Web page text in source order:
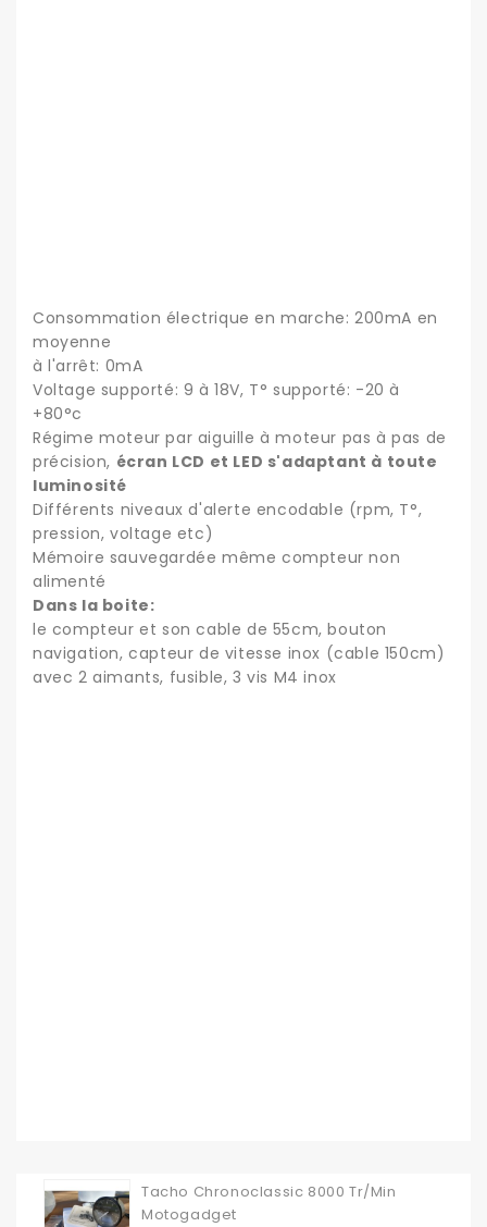
Consommation électrique en marche: 200mA en
moyenne
à l'arrêt: 0mA
Voltage supporté: 9 à 18V, T° supporté: -20 à
+80°c
Régime moteur par aiguille à moteur pas à pas de
précision, écran LCD et LED s'adaptant à toute
luminosité
Différents niveaux d'alerte encodable (rpm, T°,
pression, voltage etc)
Mémoire sauvegardée même compteur non
alimenté
Dans la boite:
le compteur et son cable de 55cm, bouton
navigation, capteur de vitesse inox (cable 150cm)
avec 2 aimants, fusible, 3 vis M4 inox
Tacho Chronoclassic 8000 Tr/min
Motogadget